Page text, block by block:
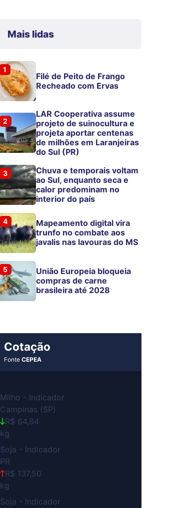
Mais lidas
1
Filé de Peito de Frango
Recheado com Ervas
2
LAR Cooperativa assume
projeto de suinocultura e
projeta aportar centenas
de milhões em Laranjeiras
do Sul (PR)
3
Chuva e temporais voltam
ao Sul, enquanto seca e
calor predominam no
interior do país
4
Mapeamento digital vira
trunfo no combate aos
javalis nas lavouras do MS
5
União Europeia bloqueia
compras de carne
brasileira até 2028
Cotação
FonteCEPEA
Milho - Indicador
Campinas (SP)
R$ 64,84
kg
Soja - Indicador
PR
R$ 137,50
kg
Soja - Indicador